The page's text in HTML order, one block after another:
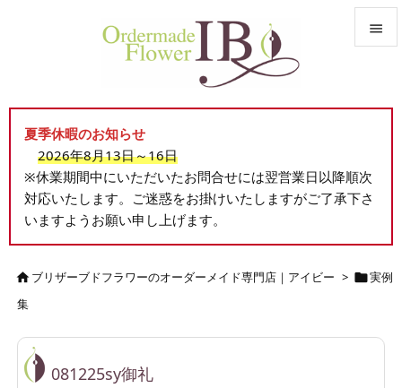


前へ

検索
夏季休暇のお知らせ
2026年8月13日～16日
※休業期間中にいただいたお問合せには翌営業日以降順次
対応いたします。ご迷惑をお掛けいたしますがご了承下さ
いますようお願い申し上げます。
ブリザーブドフラワーのオーダーメイド専門店｜アイビー > 実例
集
081225sy御礼